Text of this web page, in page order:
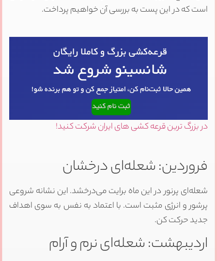
است که در این پست به بررسی آن خواهیم پرداخت.
در بزرگ ترین قرعه کشی های ایران شرکت کنید!
فروردین: شعله‌ای درخشان
شعله‌ای پرنور در این ماه برایت می‌درخشد. این نشانه شروعی
پرشور و انرژی مثبت است. با اعتماد به نفس به سوی اهداف
جدید حرکت کن.
اردیبهشت: شعله‌ای نرم و آرام